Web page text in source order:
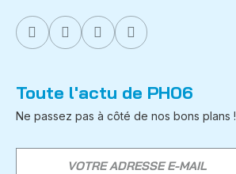
Toute l'actu de PH06
Ne passez pas à côté de nos bons plans !